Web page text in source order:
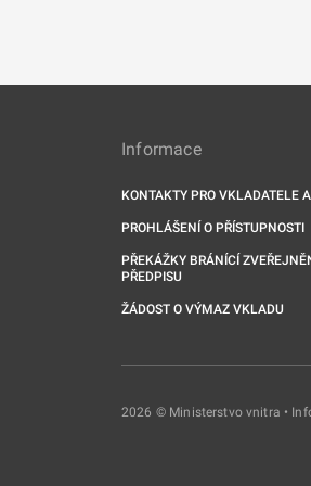
Informace
KONTAKTY PRO VKLADATELE
PROHLÁŠENÍ O PŘÍSTUPNOSTI
PŘEKÁŽKY BRÁNÍCÍ
PŘEDPISU
ŽÁDOST O VÝMAZ VKLADU
2026 © Ministerstvo vnitra •